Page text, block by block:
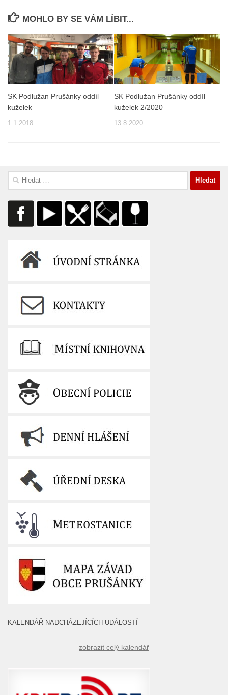
MOHLO BY SE VÁM LÍBIT...
SK Podlužan Prušánky oddíl
kuželek
1.1.2018
SK Podlužan Prušánky oddíl
kuželek 2/2020
13.8.2020
Vyhledávání
KALENDÁŘ NADCHÁZEJÍCÍCH UDÁLOSTÍ
zobrazit celý kalendář